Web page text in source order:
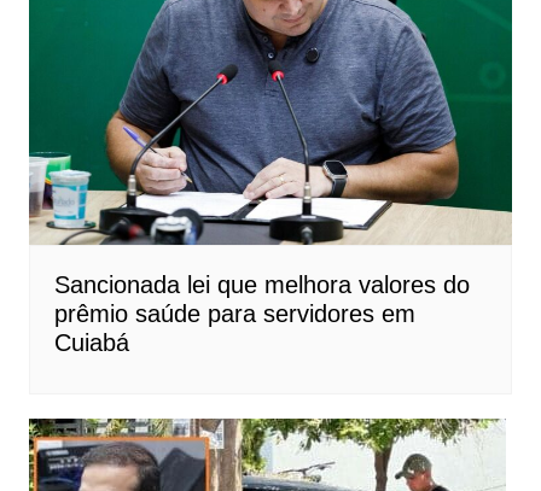
Sancionada lei que melhora valores do
prêmio saúde para servidores em
Cuiabá